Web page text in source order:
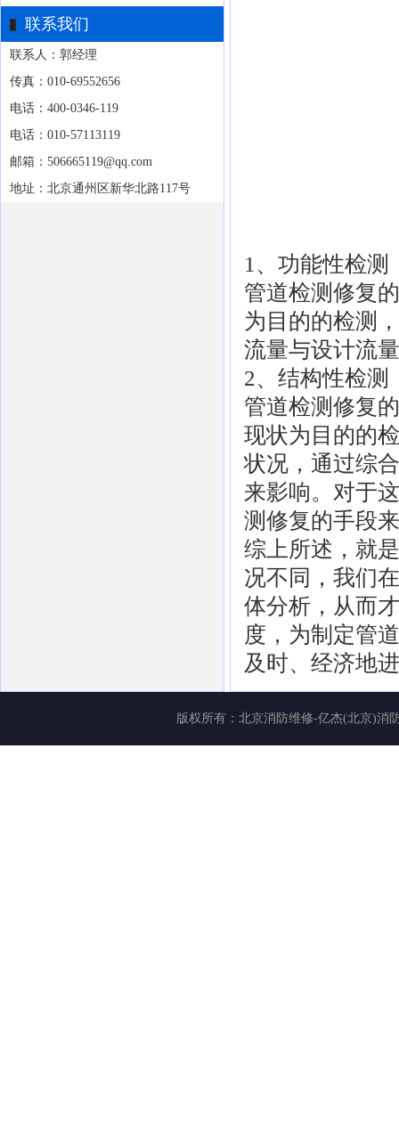
联系我们
联系人：郭经理
传真：010-69552656
电话：400-0346-119
电话：010-57113119
邮箱：506665119@qq.com
地址：北京通州区新华北路117号
1、功能性检测
管道检测修复
为目的的检测
流量与设计流
2、结构性检测
管道检测修复
现状为目的的
状况，通过综
来影响。对于
测修复的手段
综上所述，就
况不同，我们
体分析，从而
度，为制定管
及时、经济地
版权所有： 北京消防维修-亿杰(北京)消